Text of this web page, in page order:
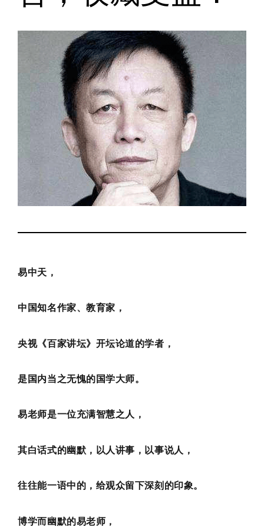
易中天，
中国知名作家、教育家，
央视《百家讲坛》开坛论道的学者，
是国内当之无愧的国学大师。
易老师是一位充满智慧之人，
其白话式的幽默，以人讲事，以事说人，
往往能一语中的，给观众留下深刻的印象。
博学而幽默的易老师，